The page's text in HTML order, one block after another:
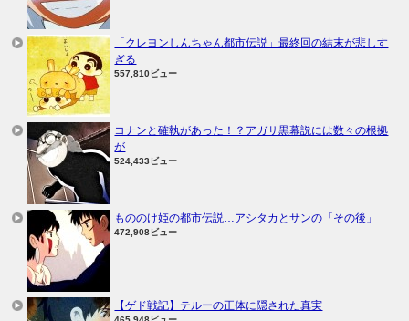
「クレヨンしんちゃん都市伝説」最終回の結末が悲しす
ぎる
557,810ビュー
コナンと確執があった！？アガサ黒幕説には数々の根拠
が
524,433ビュー
もののけ姫の都市伝説…アシタカとサンの「その後」
472,908ビュー
【ゲド戦記】テルーの正体に隠された真実